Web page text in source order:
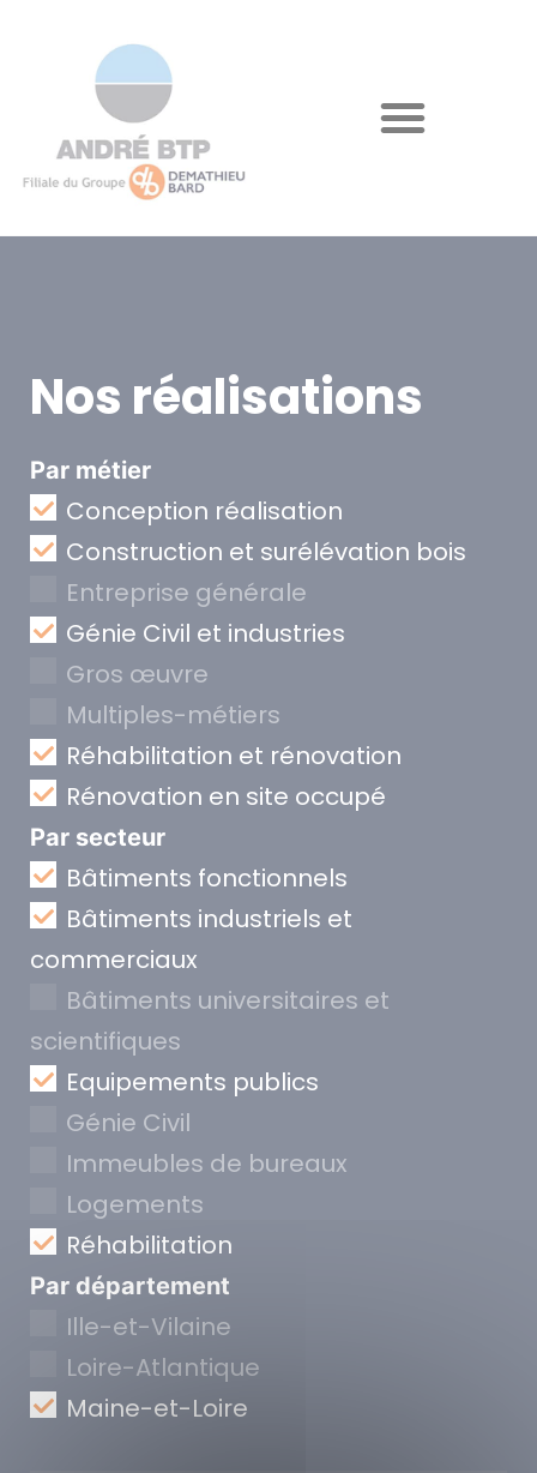
Nos réalisations
Par métier
Conception réalisation
Construction et surélévation bois
Entreprise générale
Génie Civil et industries
Gros œuvre
Multiples-métiers
Réhabilitation et rénovation
Rénovation en site occupé
Par secteur
Bâtiments fonctionnels
Bâtiments industriels et
commerciaux
Bâtiments universitaires et
scientifiques
Equipements publics
Génie Civil
Immeubles de bureaux
Logements
Réhabilitation
Par département
Ille-et-Vilaine
Loire-Atlantique
Maine-et-Loire